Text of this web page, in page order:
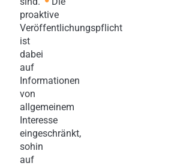
proaktive
Veröffentlichungspflicht
ist
dabei
auf
Informationen
von
allgemeinem
Interesse
eingeschränkt,
sohin
auf